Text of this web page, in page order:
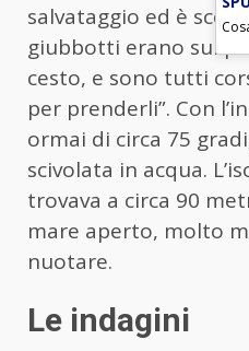
salvataggio ed è
giubbotti erano sul
cesto, e sono tutti
per prenderli”. Con
ormai di circa 75
scivolata in acqua.
trovava a circa 90
mare aperto, molto
nuotare.
Le indagini